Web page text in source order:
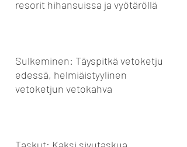
resorit hihansuissa ja vyötäröllä
Sulkeminen: Täyspitkä vetoketju
edessä, helmiäistyylinen
vetoketjun vetokahva